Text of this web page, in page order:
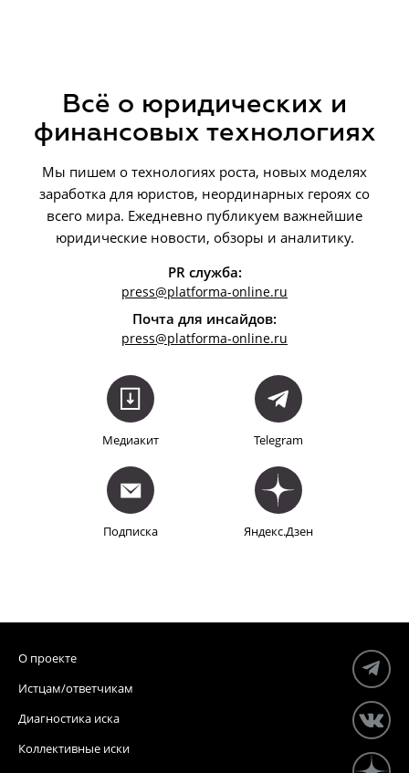
Всё о юридических и
финансовых технологиях
Мы пишем о технологиях роста, новых моделях
заработка для юристов, неординарных героях со
всего мира. Ежедневно публикуем важнейшие
юридические новости, обзоры и аналитику.
PR служба:
press@platforma-online.ru
Почта для инсайдов:
press@platforma-online.ru
Медиакит Telegram
Подписка Яндекс.Дзен
О проекте
Истцам/ответчикам
Диагностика иска
Коллективные иски